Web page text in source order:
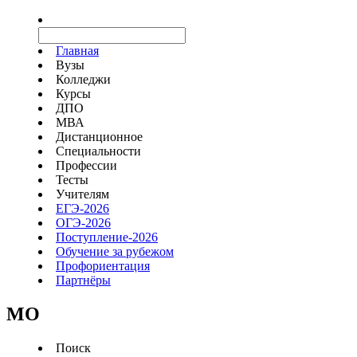
Главная
Вузы
Колледжи
Курсы
ДПО
МВА
Дистанционное
Специальности
Профессии
Тесты
Учителям
ЕГЭ-2026
ОГЭ-2026
Поступление-2026
Обучение за рубежом
Профориентация
Партнёры
MO
Поиск